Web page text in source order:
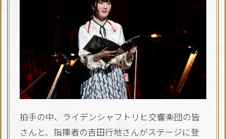
拍手の中、ライデンシャフトリヒ交響楽団の皆
さんと、指揮者の吉田行地さんがステージに登